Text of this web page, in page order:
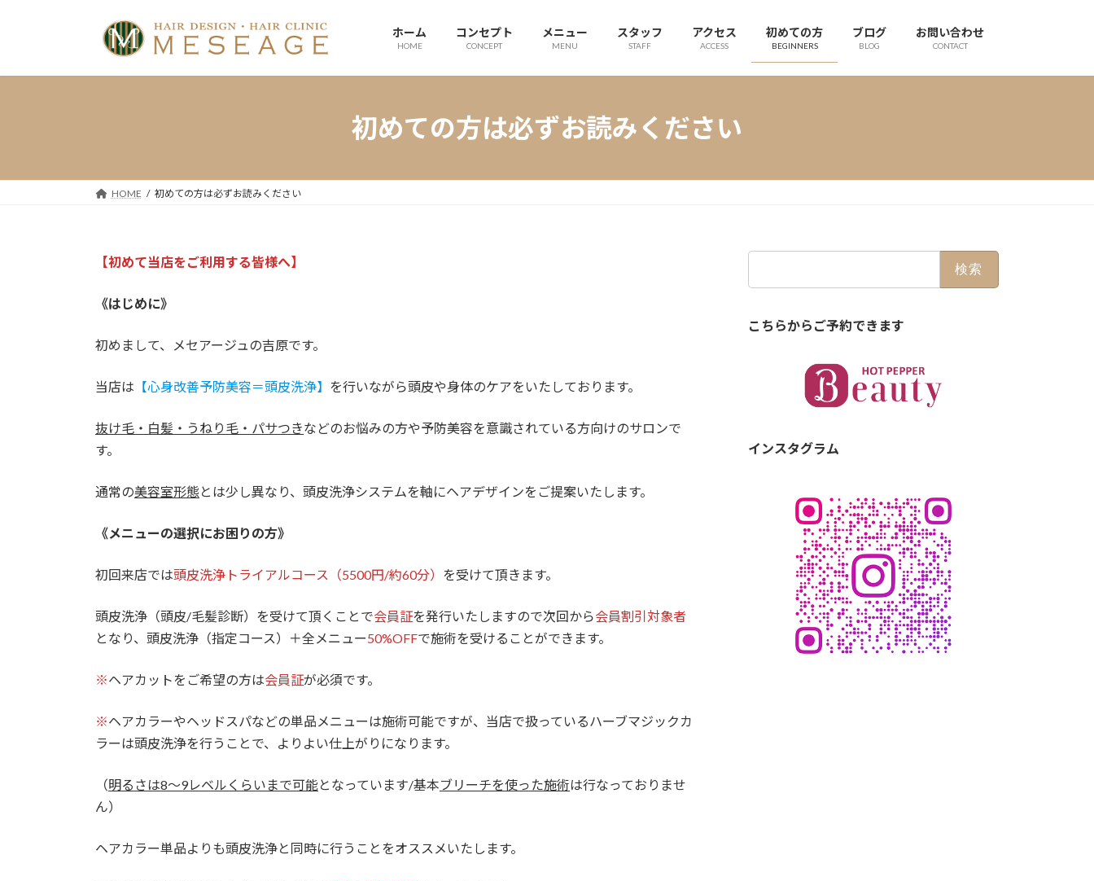
プ
動
ホーム
HOME
コンセプト
CONCEPT
メニュー
MENU
スタッフ
STAFF
アクセス
ACCESS
初めての方
BEGINNERS
ブログ
BLOG
お問い合わせ
CONTACT
初めての方は必ずお読みください
HOME 初めての方は必ずお読みください
【初めて当店をご利用する皆様へ】
《はじめに》
初めまして、メセアージュの吉原です。
当店は 【心身改善予防美容＝頭皮洗浄】 を行いながら頭皮や身体のケアをいたしております。
抜け毛・白髪・うねり毛・パサつきなどのお悩みの方や予防美容を意識されている方向けのサロンで
す。
通常の美容室形態とは少し異なり、頭皮洗浄システムを軸にヘアデザインをご提案いたします。
《メニューの選択にお困りの方》
初回来店では頭皮洗浄トライアルコース（5500円/約60分） を受けて頂きます。
頭皮洗浄（頭皮/毛髪診断）を受けて頂くことで会員証を発行いたしますので次回から会員割引対象者
となり、頭皮洗浄（指定コース）＋全メニュー50%OFFで施術を受けることができます。
※ヘアカットをご希望の方は会員証が必須です。
※ヘアカラーやヘッドスパなどの単品メニューは施術可能ですが、当店で扱っているハーブマジックカ
ラーは頭皮洗浄を行うことで、よりよい仕上がりになります。
（明るさは8～9レベルくらいまで可能となっています/基本ブリーチを使った施術は行なっておりませ
ん）
ヘアカラー単品よりも頭皮洗浄と同時に行うことをオススメいたします。
こちらからご予約できます
インスタグラム